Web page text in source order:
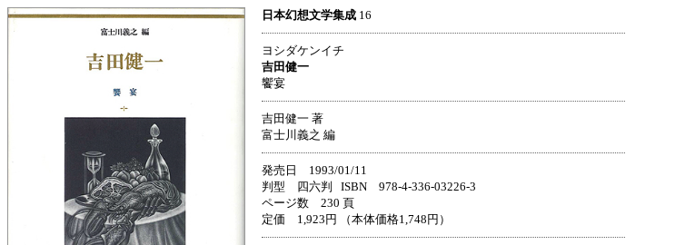
日本幻想文学集成 16
ヨシダケンイチ
吉田健一
饗宴
吉田健一 著
富士川義之 編
発売日 1993/01/11
判型 四六判 ISBN 978-4-336-03226-3
ページ数 230 頁
定価 1,923円 （本体価格1,748円）